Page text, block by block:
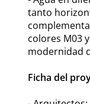
tanto
colores M03
modernidad
Ficha del